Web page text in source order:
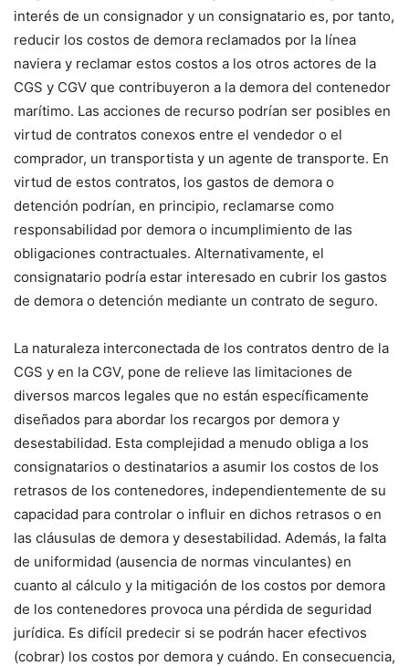
interés de un consignador y un consignatario es, por tanto,
reducir los costos de demora reclamados por la línea
naviera y reclamar estos costos a los otros actores de la
CGS y CGV que contribuyeron a la demora del contenedor
marítimo. Las acciones de recurso podrían ser posibles en
virtud de contratos conexos entre el vendedor o el
comprador, un transportista y un agente de transporte. En
virtud de estos contratos, los gastos de demora o
detención podrían, en principio, reclamarse como
responsabilidad por demora o incumplimiento de las
obligaciones contractuales. Alternativamente, el
consignatario podría estar interesado en cubrir los gastos
de demora o detención mediante un contrato de seguro.
La naturaleza interconectada de los contratos dentro de la
CGS y en la CGV, pone de relieve las limitaciones de
diversos marcos legales que no están específicamente
diseñados para abordar los recargos por demora y
desestabilidad. Esta complejidad a menudo obliga a los
consignatarios o destinatarios a asumir los costos de los
retrasos de los contenedores, independientemente de su
capacidad para controlar o influir en dichos retrasos o en
las cláusulas de demora y desestabilidad. Además, la falta
de uniformidad (ausencia de normas vinculantes) en
cuanto al cálculo y la mitigación de los costos por demora
de los contenedores provoca una pérdida de seguridad
jurídica. Es difícil predecir si se podrán hacer efectivos
(cobrar) los costos por demora y cuándo. En consecuencia,